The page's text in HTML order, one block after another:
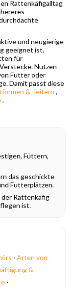
Rattenkäfigalltag
und neugierige
geeignet ist.
für
Nutzen
Futter oder
Damit passt diese
& -leitern ,
.
Füttern,
das geschickte
Futterplätzen.
der Rattenkäfig
ist.
· Arten von
&
·